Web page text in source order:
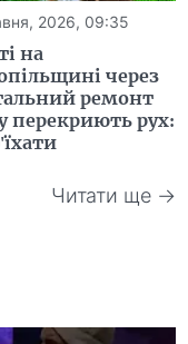
2026, 09:35
на
через
ремонт
перекриють рух:
Читати ще →